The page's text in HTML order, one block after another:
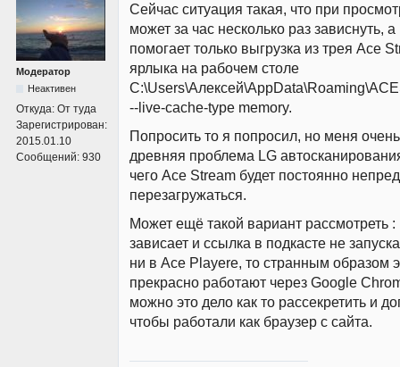
Модератор
Неактивен
Откуда: От туда
Зарегистрирован:
2015.01.10
Сообщений: 930
Сейчас ситуация такая, что при
может за час несколько раз зависнуть,
помогает только выгрузка из трея Ace
ярлыка на рабочем столе
--live-cache-type memory.
Попросить то я попросил, но меня
древняя проблема LG
чего Ace Stream будет постоянно
перезагружаться.
Может ещё такой вариант рассмотреть :
зависает и ссылка в подкасте не
ни в Ace Playere, то странным образом
прекрасно работают через Google
можно это дело как то рассекретить и
чтобы работали как браузер с сайта.